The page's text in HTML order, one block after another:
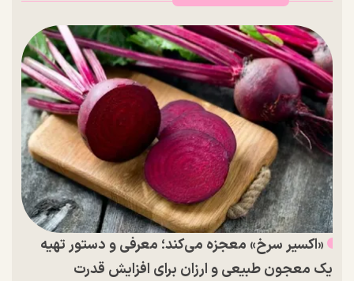
«اکسیر سرخ» معجزه می‌کند؛ معرفی و دستور تهیه
یک معجون طبیعی و ارزان برای افزایش قدرت